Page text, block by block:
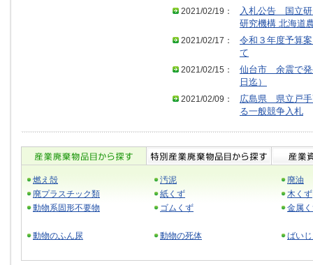
2021/02/19：
入札公告 国立研
研究機構 北海道
2021/02/17：
令和３年度予算
て
2021/02/15：
仙台市 余震で発
日迄）
2021/02/09：
広島県 県立戸手
る一般競争入札
燃え殻 汚泥
廃油
廃プラスチック類
紙くず
木くず
動物系固形不要物
ゴムくず 金属
動物のふん尿 動物の死体 ばい